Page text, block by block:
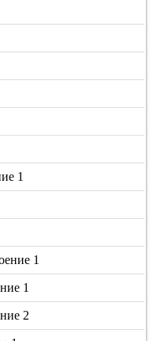
1
1
1
2